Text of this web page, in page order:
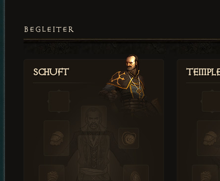
BEGLEITER
Schuft